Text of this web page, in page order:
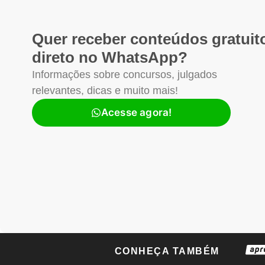
Quer receber conteúdos
direto no WhatsApp?
Informações sobre concursos, julgados
relevantes, dicas e muito mais!
Acesse agora!
CONHEÇA TAMBÉM